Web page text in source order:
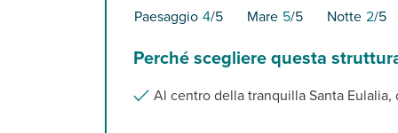
Paesaggio 4/5 Mare 5/5 Notte 2/5
Perché scegliere questa
Al centro della tranquilla Santa